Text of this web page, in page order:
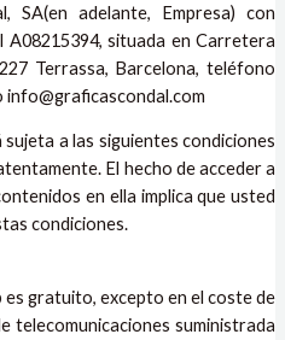
SA(en adelante, Empresa) con
A08215394, situada en Carretera
Terrassa, Barcelona, teléfono
a las siguientes condiciones
El hecho de acceder a
en ella implica que usted
condiciones.
es gratuito, excepto en el coste de
telecomunicaciones suministrada